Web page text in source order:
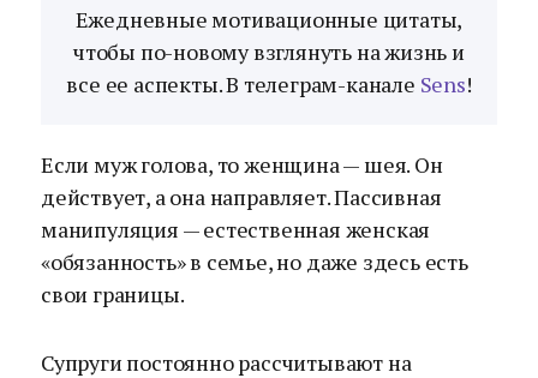
Ежедневные мотивационные цитаты,
чтобы по-новому взглянуть на жизнь и
все ее аспекты. В телеграм-канале Sens!
Если муж голова, то женщина — шея. Он
действует, а она направляет. Пассивная
манипуляция — естественная женская
«обязанность» в семье, но даже здесь есть
свои границы.
Супруги постоянно рассчитывают на